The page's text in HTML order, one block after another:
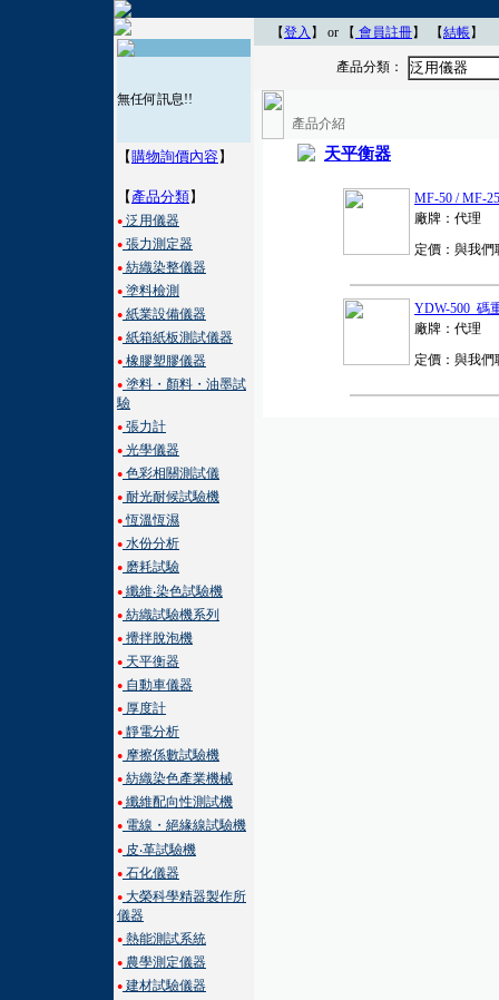
無任何訊息!!
【購物詢價內容】
【 產品分類】
● 泛用儀器
● 張力測定器
● 紡織染整儀器
● 塗料檢測
● 紙業設備儀器
● 紙箱紙板測試儀器
● 橡膠塑膠儀器
● 塗料・顏料・油墨試
驗
● 張力計
● 光學儀器
● 色彩相關測試儀
● 耐光耐候試驗機
● 恆溫恆濕
● 水份分析
● 磨耗試驗
● 纖維‧染色試驗機
● 紡織試驗機系列
● 攪拌脫泡機
● 天平衡器
● 自動車儀器
● 厚度計
● 靜電分析
● 摩擦係數試驗機
● 紡織染色產業機械
● 纖維配向性測試機
● 電線・絕緣線試驗機
● 皮‧革試驗機
● 石化儀器
● 大榮科學精器製作所
儀器
● 熱能測試系統
● 農學測定儀器
● 建材試驗儀器
【登入 】 or 【 會員註冊】 【結帳】
產品分類： 泛用儀器
產品介紹
天平衡器
MF-50 / MF-
廠牌：代理
定價：與我們
YDW-500 碼
廠牌：代理
定價：與我們